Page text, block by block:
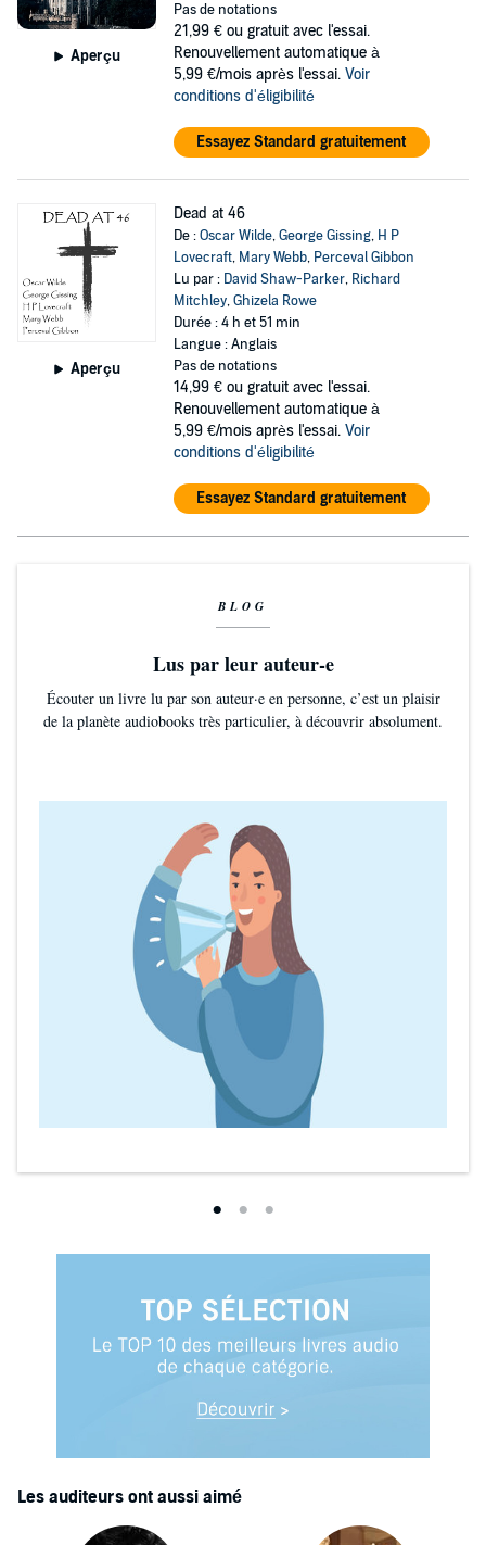
Aperçu
Pas de notations
21,99 € ou gratuit avec l'essai.
Renouvellement automatique à
5,99 €/mois après l'essai. Voir
conditions d'éligibilité
Essayez Standard gratuitement
Aperçu
Dead at 46
De :Oscar Wilde,George Gissing, H P
Lovecraft, Mary Webb, Perceval Gibbon
Lu par : David Shaw-Parker, Richard
Mitchley,Ghizela Rowe
Durée : 4 h et 51 min
Langue : Anglais
Pas de notations
14,99 € ou gratuit avec l'essai.
Renouvellement automatique à
5,99 €/mois après l'essai. Voir
conditions d'éligibilité
Essayez Standard gratuitement
BLOG
Lus par leur auteur-e
Écouter un livre lu par son auteur·e en personne, c’est un plaisir
de la planète audiobooks très particulier, à découvrir absolument.
Les auditeurs ont aussi aimé